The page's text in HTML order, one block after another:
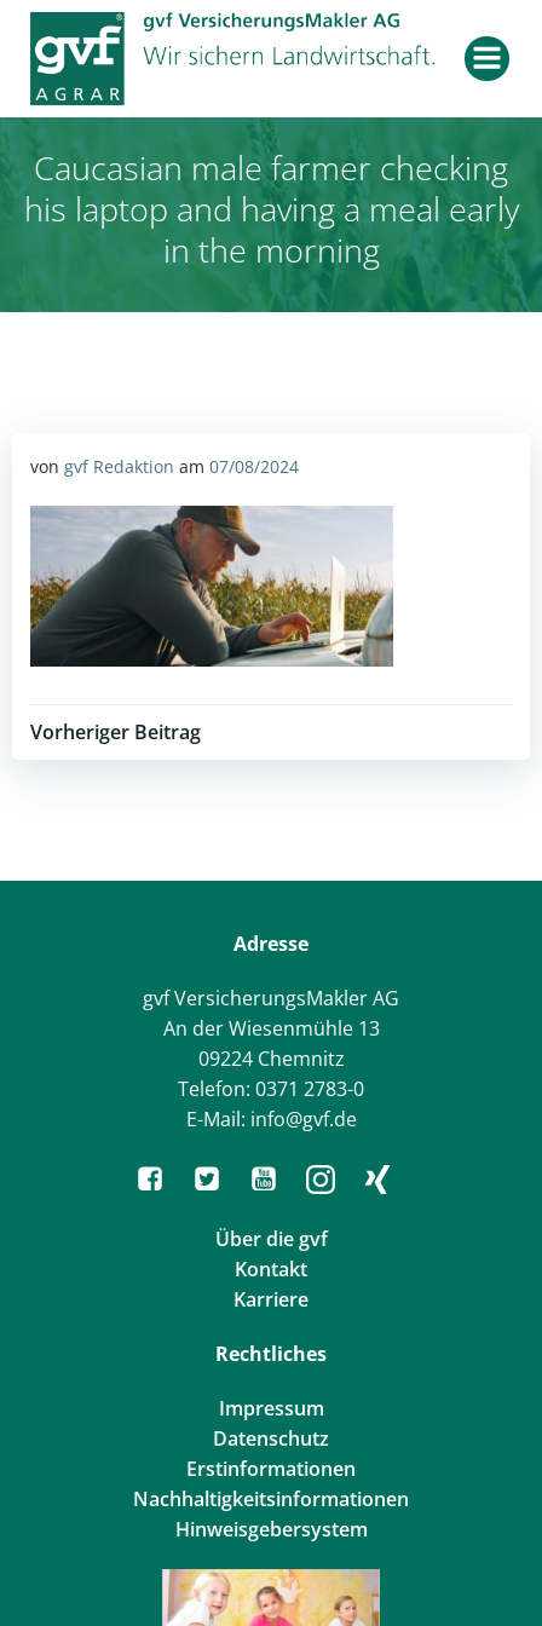
Zum
Inhalt
springen
Caucasian male farmer checking
his laptop and having a meal early
in the morning
von gvf Redaktion am 07/08/2024
Post
Vorheriger Beitrag
Adresse
gvf VersicherungsMakler AG
An der Wiesenmühle 13
09224 Chemnitz
Telefon: 0371 2783-0
E-Mail: info@gvf.de
Über die gvf
Kontakt
Karriere
Rechtliches
Impressum
Datenschutz
Erstinformationen
Nachhaltigkeitsinformationen
Hinweisgebersystem